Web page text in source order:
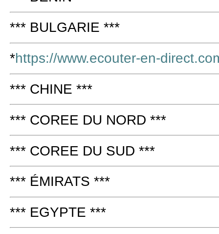
*** BULGARIE ***
*https://www.ecouter-en-
*** CHINE ***
*** COREE DU NORD ***
*** COREE DU SUD ***
*** ÉMIRATS ***
*** EGYPTE ***